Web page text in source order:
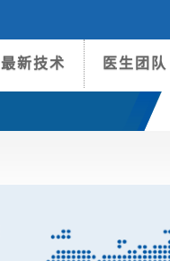
最新技术 医生团队